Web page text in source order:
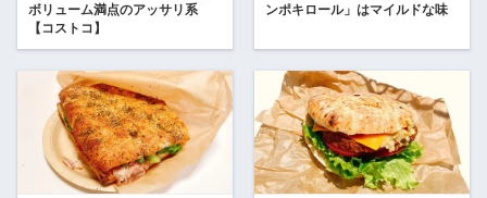
ボリューム満点のアッサリ系
【コストコ】
ンポキロール」はマイルドな味